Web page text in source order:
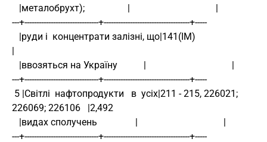
   |металобрухт);                  |                                    |
---+-------------------------------+------------------------------------+-----
|
   |ввозяться на Україну           |                                    |
---+-------------------------------+------------------------------------+-----
226069; 226106   |2,492
   |видах сполучень                |                                    |
---+-------------------------------+------------------------------------+-----